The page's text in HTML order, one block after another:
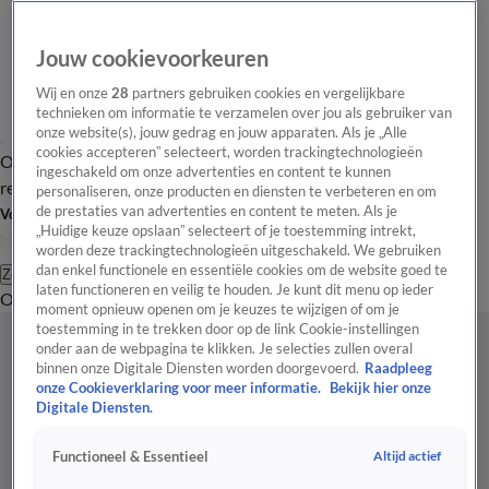
Overzicht Laatste nieuws Regionieuws Het beste van Hart
Tip de
redactie
Volg Hart van Nederland
Zoeken
OverzichtRegioUitzendingenWeerTip de redactiePanelVideo's
Jouw cookievoorkeuren
Wij en onze28 partners gebruiken cookies en vergelijkbare
technieken om informatie te verzamelen over jou als gebruiker van
onze website(s), jouw gedrag en jouw apparaten. Als je „Alle
cookies accepteren” selecteert, worden trackingtechnologieën
ingeschakeld om onze advertenties en content te kunnen
personaliseren, onze producten en diensten te verbeteren en om
de prestaties van advertenties en content te meten. Als je
„Huidige keuze opslaan” selecteert of je toestemming intrekt,
worden deze trackingtechnologieën uitgeschakeld. We gebruiken
dan enkel functionele en essentiële cookies om de website goed te
laten functioneren en veilig te houden. Je kunt dit menu op ieder
moment opnieuw openen om je keuzes te wijzigen of om je
toestemming in te trekken door op de link Cookie-instellingen
onder aan de webpagina te klikken. Je selecties zullen overal
binnen onze Digitale Diensten worden doorgevoerd. Raadpleeg
onze Cookieverklaring voor meer informatie.
Bekijk hier onze
Digitale Diensten.
Functioneel & Essentieel Altijd actief